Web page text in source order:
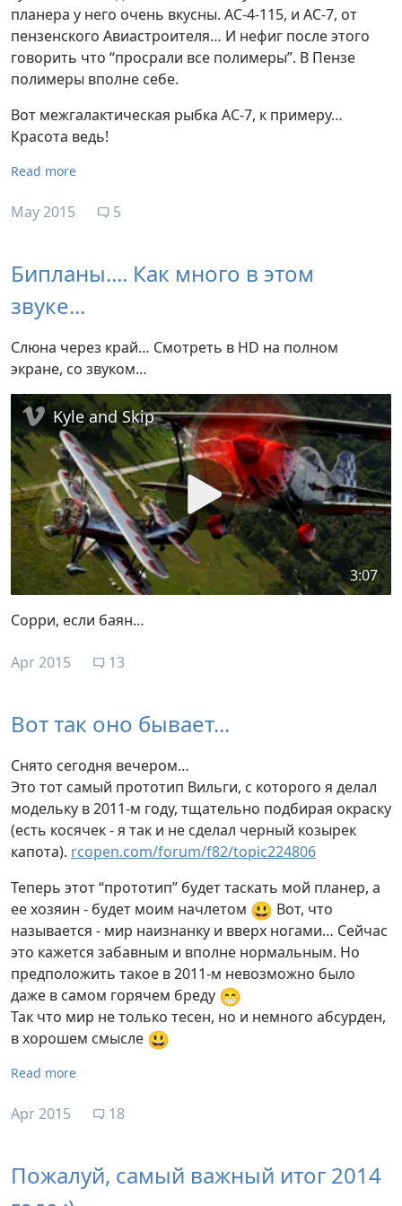
планера у него очень вкусны. АС-4-115, и АС-7, от
пензенского Авиастроителя… И нефиг после этого
говорить что “просрали все полимеры”. В Пензе
полимеры вполне себе.
Вот межгалактическая рыбка АС-7, к примеру…
Красота ведь!
Read more
May 2015 5
Бипланы.... Как много в этом
звуке...
Слюна через край… Смотреть в HD на полном
экране, со звуком…
Kyle and Skip
3:07
Сорри, если баян…
Apr 2015 13
Вот так оно бывает...
Снято сегодня вечером…
Это тот самый прототип Вильги, с которого я делал
модельку в 2011-м году, тщательно подбирая окраску
(есть косячек - я так и не сделал черный козырек
капота). rcopen.com/forum/f82/topic224806
Теперь этот “прототип” будет таскать мой планер, а
ее хозяин - будет моим начлетом 😃 Вот, что
называется - мир наизнанку и вверх ногами… Сейчас
это кажется забавным и вполне нормальным. Но
предположить такое в 2011-м невозможно было
даже в самом горячем бреду 😁
Так что мир не только тесен, но и немного абсурден,
в хорошем смысле 😃
Read more
Apr 2015 18
Пожалуй, самый важный итог 2014